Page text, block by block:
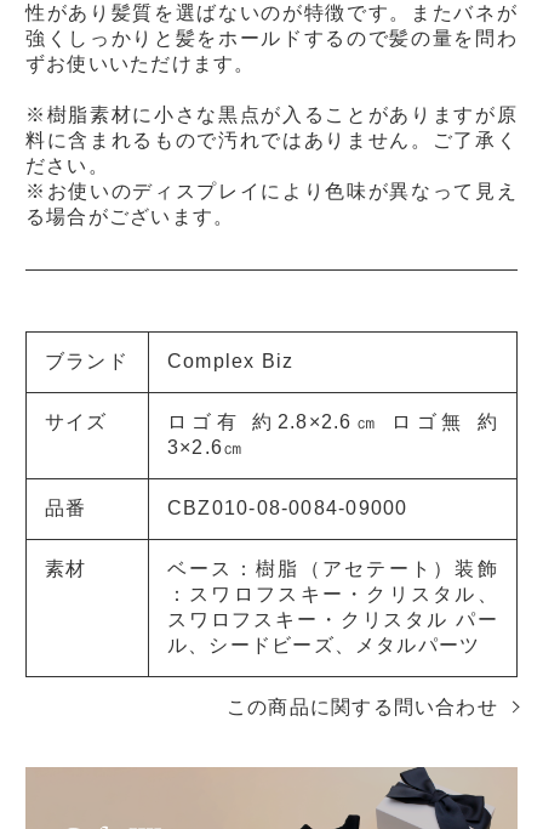
性があり髪質を選ばないのが特徴です。またバネが
強くしっかりと髪をホールドするので髪の量を問わ
ずお使いいただけます。
※樹脂素材に小さな黒点が入ることがありますが原
料に含まれるもので汚れではありません。ご了承く
ださい。
※お使いのディスプレイにより色味が異なって見え
る場合がございます。
ブランド Complex Biz
サイズ
ロゴ有 約2.8×2.6㎝ ロゴ無 約
3×2.6㎝
品番 CBZ010-08-0084-09000
素材
ベース：樹脂（アセテート）装飾
：スワロフスキー・クリスタル、
スワロフスキー・クリスタル パー
ル、シードビーズ、メタルパーツ
この商品に関する問い合わせ